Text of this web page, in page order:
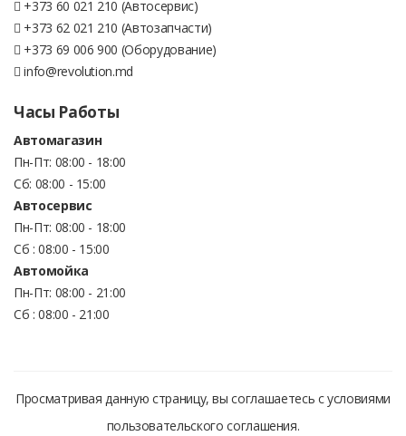
+373 60 021 210 (Автосервис)
+373 62 021 210 (Автозапчасти)
+373 69 006 900 (Оборудование)
info@revolution.md
Часы Работы
Автомагазин
Пн-Пт: 08:00 - 18:00
Сб: 08:00 - 15:00
Автосервис
Пн-Пт: 08:00 - 18:00
Сб : 08:00 - 15:00
Автомойка
Пн-Пт: 08:00 - 21:00
Сб : 08:00 - 21:00
Просматривая данную страницу, вы соглашаетесь с условиями
пользовательского соглашения.